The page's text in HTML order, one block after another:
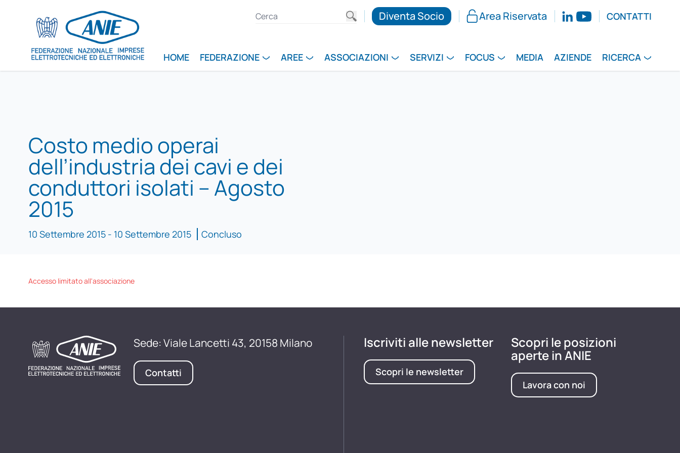
Diventa Socio Area Riservata CONTATTI
HOME FEDERAZIONE AREE ASSOCIAZIONI SERVIZI FOCUS MEDIA AZIENDE RICERCA
Costo medio operai
dell’industria dei cavi e dei
conduttori isolati – Agosto
2015
10 Settembre 2015 - 10 Settembre 2015 Concluso
Accesso limitato all'associazione
Sede: Viale Lancetti 43, 20158 Milano
Contatti
Iscriviti alle newsletter
Scopri le newsletter
Scopri le posizioni
aperte in ANIE
Lavora con noi